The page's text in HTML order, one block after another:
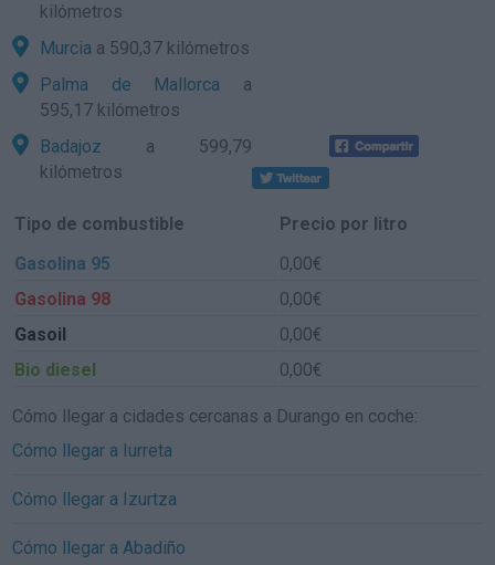
kilómetros
Murcia a 590,37 kilómetros
Palma de Mallorca a
595,17 kilómetros
Badajoz a 599,79
kilómetros
Tipo de combustible
Precio por litro
Gasolina 95
0,00€
Gasolina 98
0,00€
Gasoil
0,00€
Bio diesel
0,00€
Cómo llegar a cidades cercanas a Durango en coche:
Cómo llegar a Iurreta
Cómo llegar a Izurtza
Cómo llegar a Abadiño